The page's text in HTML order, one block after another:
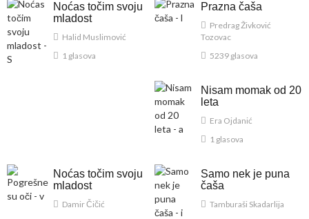
Noćas točim svoju
mladost
Halid Muslimović
1 glasova
Prazna čaša
Predrag Živković
Tozovac
5239 glasova
Nisam momak od 20
leta
Era Ojdanić
1 glasova
Noćas točim svoju
mladost
Damir Čičić
Samo nek je puna
čaša
Tamburaši Skadarlija